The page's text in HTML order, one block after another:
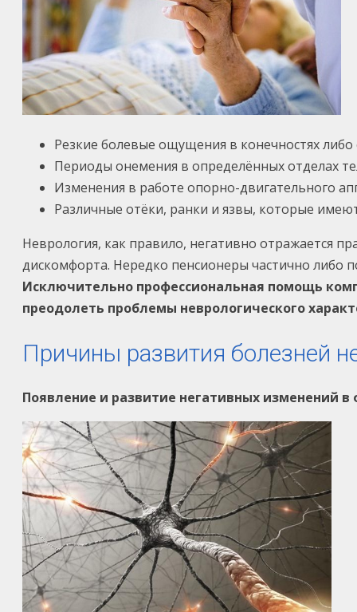
Резкие болевые ощущения в конечностях либо
Периоды онемения в определённых отделах
Изменения в работе опорно-двигательного
Различные отёки, ранки и язвы, которые
Неврология, как правило, негативно отражается
дискомфорта. Нередко пенсионеры частично либо
Исключительно профессиональная помощь
преодолеть проблемы неврологического
Причины развития болезней
Появление и развитие негативных изменений